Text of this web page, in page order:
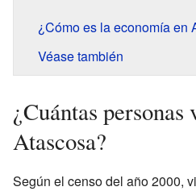
¿Cómo es la economía en
Véase también
¿Cuántas personas
Atascosa?
Según el censo del año 2000,